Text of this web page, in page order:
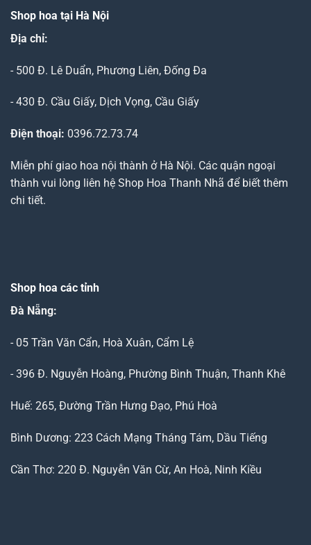
Shop hoa tại Hà Nội
Địa chỉ:
- 500 Đ. Lê Duẩn, Phương Liên, Đống Đa
- 430 Đ. Cầu Giấy, Dịch Vọng, Cầu Giấy
Điện thoại: 0396.72.73.74
Miễn phí giao hoa nội thành ở Hà Nội. Các quận ngoại
thành vui lòng liên hệ Shop Hoa Thanh Nhã để biết thêm
chi tiết.
Shop hoa các tỉnh
Đà Nẵng:
- 05 Trần Văn Cẩn, Hoà Xuân, Cẩm Lệ
- 396 Đ. Nguyễn Hoàng, Phường Bình Thuận, Thanh Khê
Huế: 265, Đường Trần Hưng Đạo, Phú Hoà
Bình Dương: 223 Cách Mạng Tháng Tám, Dầu Tiếng
Cần Thơ: 220 Đ. Nguyễn Văn Cừ, An Hoà, Ninh Kiều